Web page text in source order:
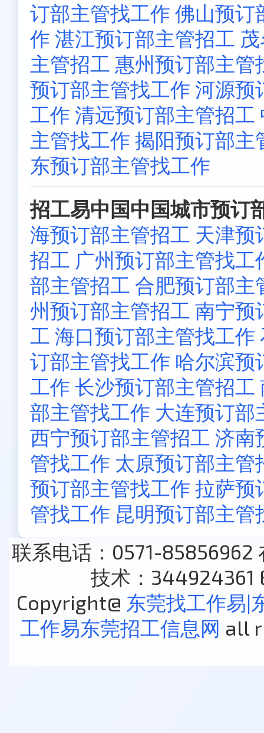
订部主管找工作 佛山预订
作 湛江预订部主管招工
主管招工 惠州预订部主管
预订部主管找工作 河源预
工作 清远预订部主管招工
主管找工作 揭阳预订部主
东预订部主管找工作
招工易中国中国城市预订
海预订部主管招工 天津预
招工 广州预订部主管找工
部主管招工 合肥预订部主
州预订部主管招工 南宁预
工 海口预订部主管找工作
订部主管找工作 哈尔滨预
工作 长沙预订部主管招工
部主管找工作 大连预订部
西宁预订部主管招工 济南
管找工作 太原预订部主管
预订部主管找工作 拉萨预
管找工作 昆明预订部主管
联系电话：0571-85856962
技术：344924361
Copyright@ 东莞找工作易|
工作易东莞招工信息网 all